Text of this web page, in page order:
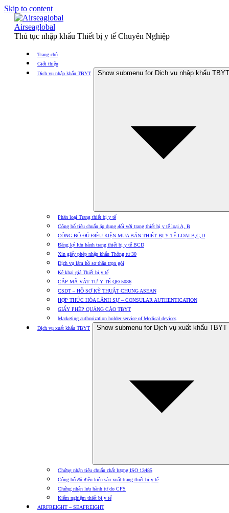
Skip to content
Airseaglobal
Thủ tục nhập khẩu Thiết bị y tế Chuyên Nghiệp
Trang chủ
Giới thiệu
Dịch vụ nhập khẩu TBYT
Show submenu for Dịch vụ nhập khẩu TBYT
Phân loại Trang thiết bị y tế
Công bố tiêu chuẩn áp dụng đối với trang thiết bị y tế loại A, B
CÔNG BỐ ĐỦ ĐIỀU KIỆN MUA BÁN THIẾT BỊ Y TẾ LOẠI B,C,D
Đăng ký lưu hành trang thiết bị y tế BCD
Xin giấy phép nhập khẩu Thông tư 30
Dịch vụ làm hồ sơ thầu trọn gói
Kê khai giá Thiết bị y tế
CẤP MÃ VẬT TƯ Y TẾ QĐ 5086
CSDT – HỒ SƠ KỸ THUẬT CHUNG ASEAN
HỢP THỨC HÓA LÃNH SỰ – CONSULAR AUTHENTICATION
GIẤY PHÉP QUẢNG CÁO TBYT
Marketing authorization holder service of Medical devices
Dịch vụ xuất khẩu TBYT
Show submenu for Dịch vụ xuất khẩu TBYT
Chứng nhận tiêu chuẩn chất lượng ISO 13485
Công bố đủ điều kiện sản xuất trang thiết bị y tế
Chứng nhận lưu hành tự do CFS
Kiểm nghiệm thiết bị y tế
AIRFREIGHT – SEAFREIGHT